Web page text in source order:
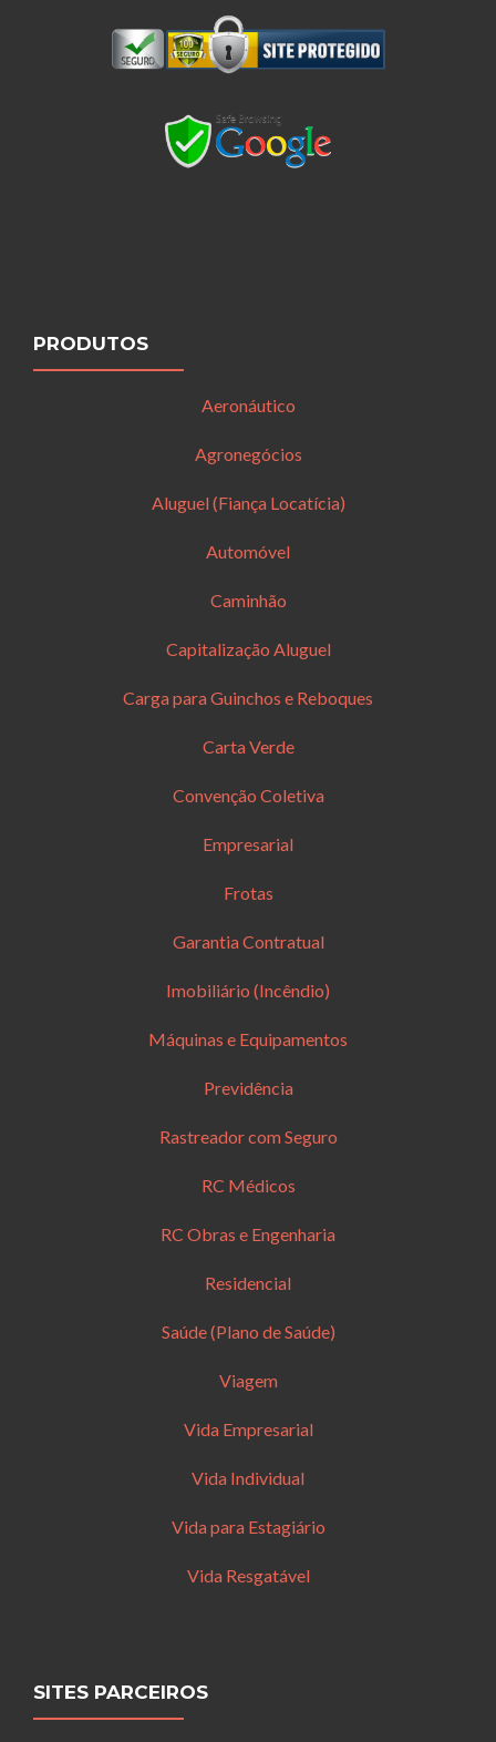
PRODUTOS
Aeronáutico
Agronegócios
Aluguel (Fiança Locatícia)
Automóvel
Caminhão
Capitalização Aluguel
Carga para Guinchos e Reboques
Carta Verde
Convenção Coletiva
Empresarial
Frotas
Garantia Contratual
Imobiliário (Incêndio)
Máquinas e Equipamentos
Previdência
Rastreador com Seguro
RC Médicos
RC Obras e Engenharia
Residencial
Saúde (Plano de Saúde)
Viagem
Vida Empresarial
Vida Individual
Vida para Estagiário
Vida Resgatável
SITES PARCEIROS